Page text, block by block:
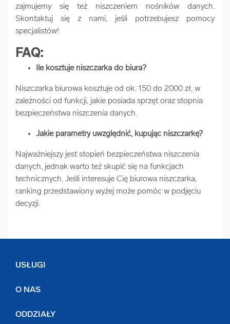
zajmujemy się też niszczeniem nośników danych.
Skontaktuj się z nami, jeśli potrzebujesz pomocy
specjalistów!
FAQ:
Ile kosztuje niszczarka do biura?
Niszczarka biurowa kosztuje od ok. 150 do 2000 zł, w
zależności od funkcji, jakie posiada sprzęt oraz stopnia
bezpieczeństwa niszczenia danych.
Jakie parametry uwzględnić, kupując niszczarkę?
Najważniejszy jest stopień bezpieczeństwa niszczenia
danych, jednak warto też skupić się na funkcjach
technicznych. Jeśli interesuje Cię biurowa niszczarka,
ranking przedstawiony wyżej może pomóc w podjęciu
decyzji.
USŁUGI
O NAS
ODDZIAŁY